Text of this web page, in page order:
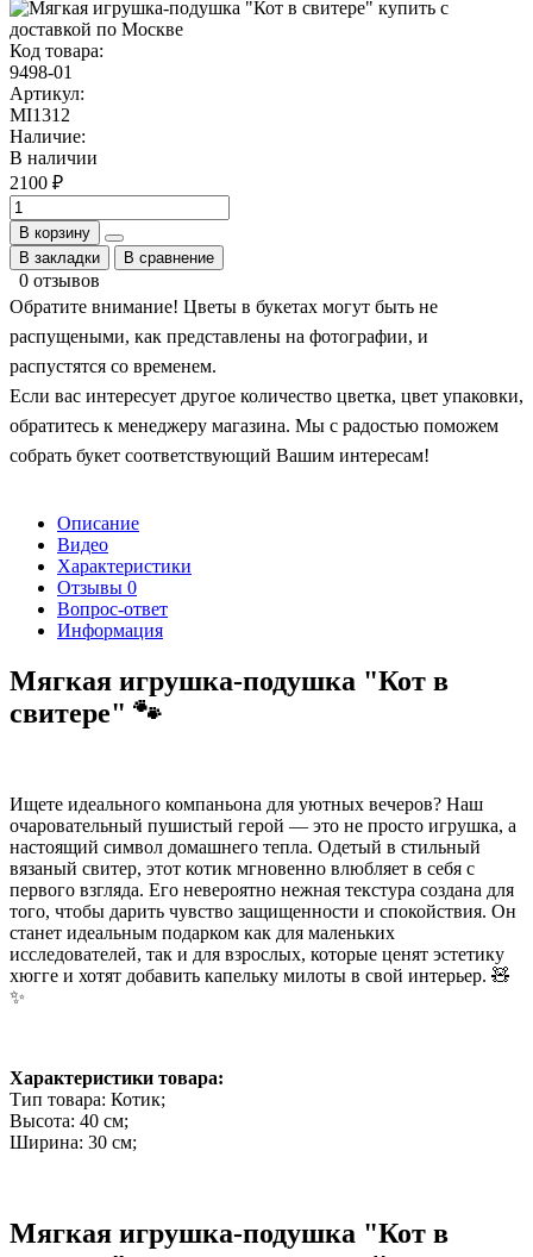
Код товара:
9498-01
Артикул:
MI1312
Наличие:
В наличии
2100 ₽
В корзину
В закладки
В сравнение
0 отзывов
Обратите внимание! Цветы в букетах могут быть не
распущеными, как представлены на фотографии, и
распустятся со временем.
Если вас интересует другое количество цветка, цвет упаковки,
обратитесь к менеджеру магазина. Мы с радостью поможем
собрать букет соответствующий Вашим интересам!
Описание
Видео
Характеристики
Отзывы 0
Вопрос-ответ
Информация
Мягкая игрушка-подушка "Кот в
свитере" 🐾
Ищете идеального компаньона для уютных вечеров? Наш
очаровательный пушистый герой — это не просто игрушка, а
настоящий символ домашнего тепла. Одетый в стильный
вязаный свитер, этот котик мгновенно влюбляет в себя с
первого взгляда. Его невероятно нежная текстура создана для
того, чтобы дарить чувство защищенности и спокойствия. Он
станет идеальным подарком как для маленьких
исследователей, так и для взрослых, которые ценят эстетику
хюгге и хотят добавить капельку милоты в свой интерьер. 🧸
✨
Характеристики товара:
Тип товара: Котик;
Высота: 40 см;
Ширина: 30 см;
Мягкая игрушка-подушка "Кот в